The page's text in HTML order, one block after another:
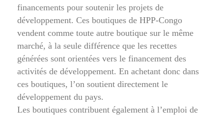
financements pour soutenir les projets de
développement. Ces boutiques de HPP-Congo
vendent comme toute autre boutique sur le même
marché, à la seule différence que les recettes
générées sont orientées vers le financement des
activités de développement. En achetant donc dans
ces boutiques, l’on soutient directement le
développement du pays.
Les boutiques contribuent également à l’emploi de